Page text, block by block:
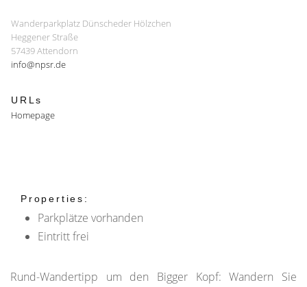
Wanderparkplatz Dünscheder Hölzchen
Heggener Straße
57439 Attendorn
info@npsr.de
URLs
Homepage
Properties:
Parkplätze vorhanden
Eintritt frei
Rund-Wandertipp um den Bigger Kopf: Wandern Sie